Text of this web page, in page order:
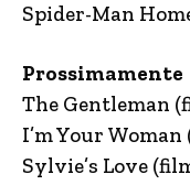
Spider-Man
Prossimamente
The Gentleman
I’m Your Woman
Sylvie’s Love